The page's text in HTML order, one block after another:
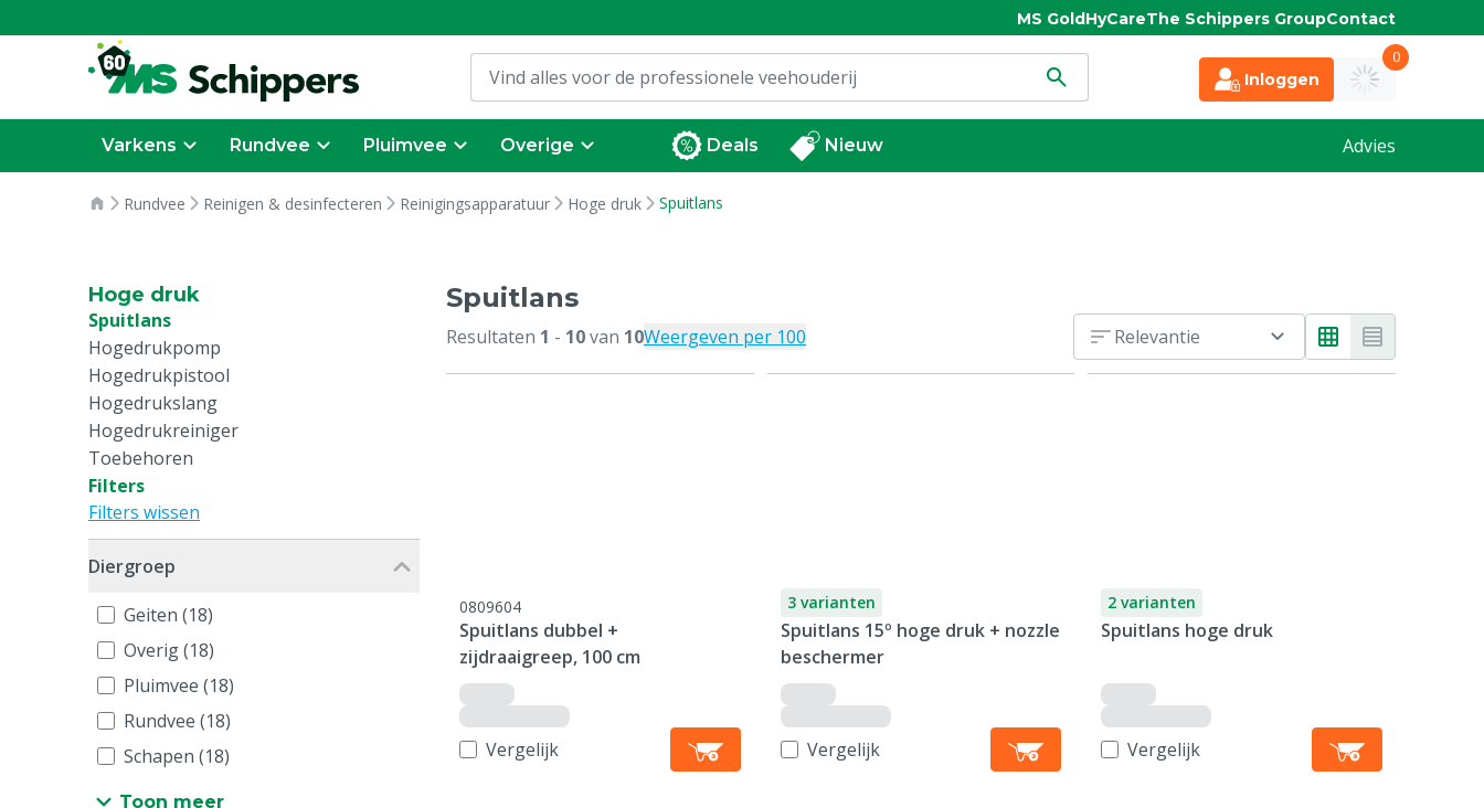
MS GoldHyCareThe Schippers GroupContact
Inloggen
0
Varkens Rundvee Pluimvee Overige Deals Nieuw Advies
Rundvee Reinigen & desinfecteren Reinigingsapparatuur Hoge druk Spuitlans
Hoge druk
Spuitlans
Hogedrukpomp
Hogedrukpistool
Hogedrukslang
Hogedrukreiniger
Toebehoren
Filters
Filters wissen
Diergroep
Geiten (18)
Overig (18)
Pluimvee (18)
Rundvee (18)
Schapen (18)
Toon meer
Spuitlans
Resultaten 1 - 10van 10Weergeven per 100 Relevantie
0809604
Spuitlans dubbel +
zijdraaigreep, 100 cm
Vergelijk
3 varianten
Spuitlans 15º hoge druk + nozzle
beschermer
Vergelijk
2 varianten
Spuitlans hoge druk
Vergelijk